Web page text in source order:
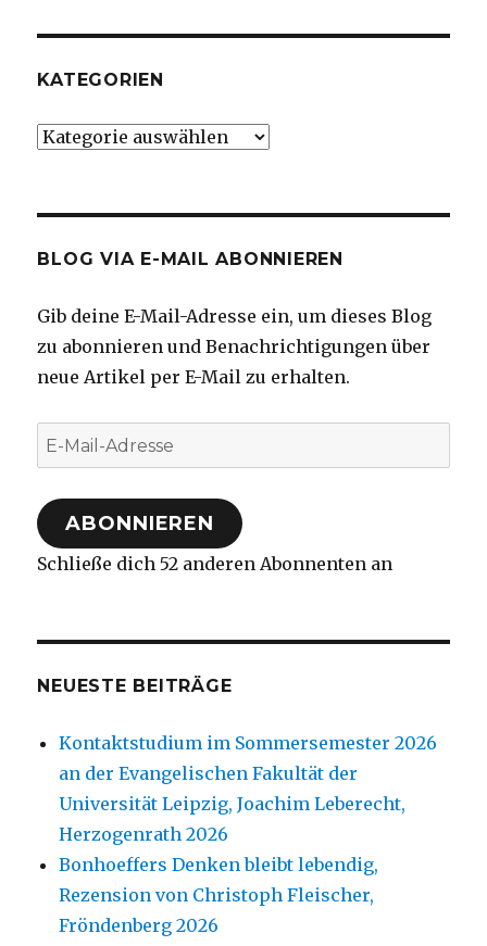
KATEGORIEN
Kategorien
BLOG VIA E-MAIL ABONNIEREN
Gib deine E-Mail-Adresse ein, um dieses Blog
zu abonnieren und Benachrichtigungen über
neue Artikel per E-Mail zu erhalten.
E-
Mail-
Adresse
ABONNIEREN
Schließe dich 52 anderen Abonnenten an
NEUESTE BEITRÄGE
Kontaktstudium im Sommersemester 2026
an der Evangelischen Fakultät der
Universität Leipzig, Joachim Leberecht,
Herzogenrath 2026
Bonhoeffers Denken bleibt lebendig,
Rezension von Christoph Fleischer,
Fröndenberg 2026